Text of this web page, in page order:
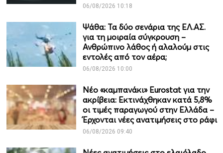
06/08/2026 10:18
Ψάθα: Τα δύο σενάρια της ΕΛ.ΑΣ.
για τη μοιραία σύγκρουση –
Ανθρώπινο λάθος ή αλαλούμ στις
εντολές από τον αέρα;
06/08/2026 10:00
Νέο «καμπανάκι» Eurostat για την
ακρίβεια: Εκτινάχθηκαν κατά 5,8%
οι τιμές παραγωγού στην Ελλάδα –
Έρχονται νέες ανατιμήσεις στο ράφι
06/08/2026 09:40